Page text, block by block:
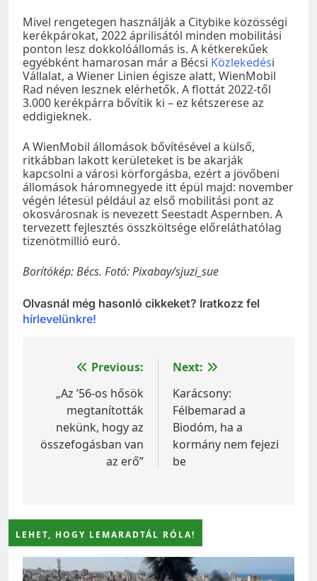
Mivel rengetegen használják a Citybike közösségi
kerékpárokat, 2022 áprilisától minden mobilitási
ponton lesz dokkolóállomás is. A kétkerekűek
egyébként hamarosan már a Bécsi Közlekedési
Vállalat, a Wiener Linien égisze alatt, WienMobil
Rad néven lesznek elérhetők. A flottát 2022-től
3.000 kerékpárra bővítik ki – ez kétszerese az
eddigieknek.
A WienMobil állomások bővítésével a külső,
ritkábban lakott kerületeket is be akarják
kapcsolni a városi körforgásba, ezért a jövőbeni
állomások háromnegyede itt épül majd: november
végén létesül például az első mobilitási pont az
okosvárosnak is nevezett Seestadt Aspernben. A
tervezett fejlesztés összköltsége előreláthatólag
tizenötmillió euró.
Borítókép: Bécs. Fotó: Pixabay/sjuzi_sue
Olvasnál még hasonló cikkeket? Iratkozz fel
hírlevelünkre!
Bejegyzés
navigáció
Previous:
„Az ’56-os hősök
megtanították
nekünk, hogy az
összefogásban van
az erő”
Next:
Karácsony:
Félbemarad a
Biodóm, ha a
kormány nem fejezi
be
LEHET, HOGY LEMARADTÁL RÓLA!